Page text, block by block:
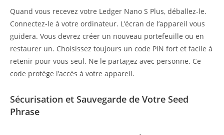
Quand vous recevez votre Ledger Nano S Plus, déballez-le.
Connectez-le à votre ordinateur. L’écran de l’appareil vous
guidera. Vous devrez créer un nouveau portefeuille ou en
restaurer un. Choisissez toujours un code PIN fort et facile à
retenir pour vous seul. Ne le partagez avec personne. Ce
code protège l’accès à votre appareil.
Sécurisation et Sauvegarde de Votre Seed
Phrase